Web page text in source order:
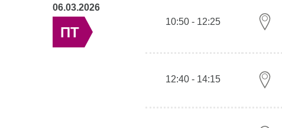
06.03.2026
ПТ
10:50 - 12:25
12:40 - 14:15